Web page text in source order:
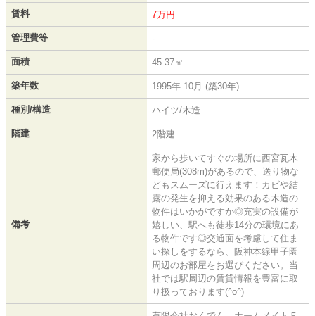
賃料 7万円
管理費等 -
面積 45.37㎡
築年数 1995年 10月 (築30年)
種別/構造 ハイツ/木造
階建 2階建
備考
家から歩いてすぐの場所に西宮瓦木
郵便局(308m)があるので、送り物な
どもスムーズに行えます！カビや結
露の発生を抑える効果のある木造の
物件はいかがですか◎充実の設備が
嬉しい、駅へも徒歩14分の環境にあ
る物件です◎交通面を考慮して住ま
い探しをするなら、阪神本線甲子園
周辺のお部屋をお選びください。当
社では駅周辺の賃貸情報を豊富に取
り扱っております(^o^)